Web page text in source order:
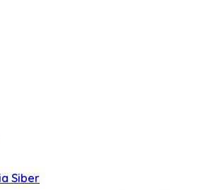
Siber